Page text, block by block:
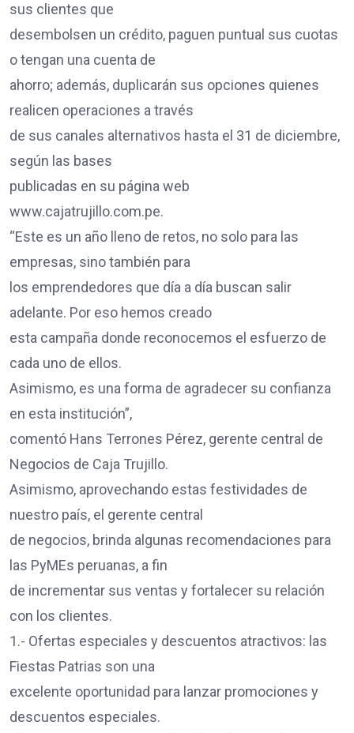
sus clientes que
desembolsen un crédito, paguen puntual sus cuotas
o tengan una cuenta de
ahorro; además, duplicarán sus opciones quienes
realicen operaciones a través
de sus canales alternativos hasta el 31 de diciembre,
según las bases
publicadas en su página web
www.cajatrujillo.com.pe.
“Este es un año lleno de retos, no solo para las
empresas, sino también para
los emprendedores que día a día buscan salir
adelante. Por eso hemos creado
esta campaña donde reconocemos el esfuerzo de
cada uno de ellos.
Asimismo, es una forma de agradecer su confianza
en esta institución”,
comentó Hans Terrones Pérez, gerente central de
Negocios de Caja Trujillo.
Asimismo, aprovechando estas festividades de
nuestro país, el gerente central
de negocios, brinda algunas recomendaciones para
las PyMEs peruanas, a fin
de incrementar sus ventas y fortalecer su relación
con los clientes.
1.- Ofertas especiales y descuentos atractivos: las
Fiestas Patrias son una
excelente oportunidad para lanzar promociones y
descuentos especiales.